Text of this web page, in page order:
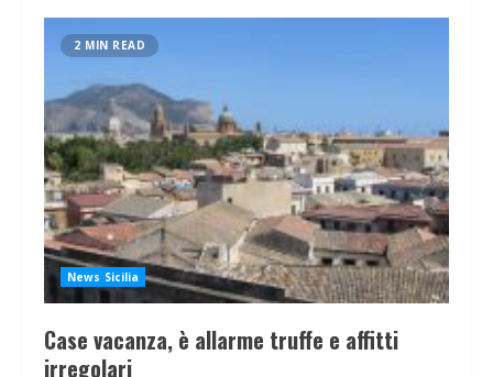
2 MIN READ
News Sicilia
Case vacanza, è allarme truffe e affitti
irregolari